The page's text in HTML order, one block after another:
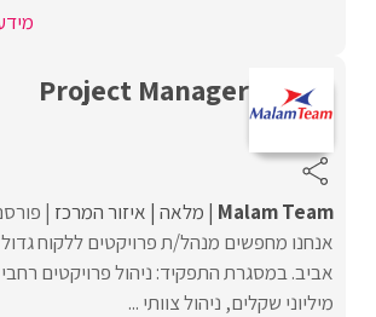
Project Manager
Malam Team מלאה איזור המרכז פורסם
אנחנו מחפשים מנהל/ת פרויקטים ללקוח
אביב. במסגרת התפקיד: ניהול פרויקטים רחבי
מיליוני שקלים, ניהול צוותי ...